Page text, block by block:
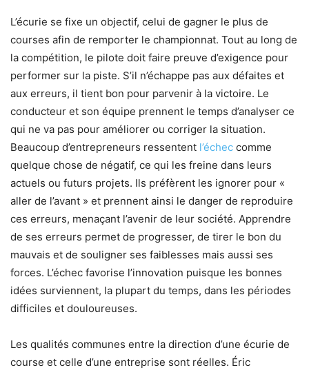
L’écurie se fixe un objectif, celui de gagner le plus de
courses afin de remporter le championnat. Tout au long de
la compétition, le pilote doit faire preuve d’exigence pour
performer sur la piste. S’il n’échappe pas aux défaites et
aux erreurs, il tient bon pour parvenir à la victoire. Le
conducteur et son équipe prennent le temps d’analyser ce
qui ne va pas pour améliorer ou corriger la situation.
Beaucoup d’entrepreneurs ressentent l’échec comme
quelque chose de négatif, ce qui les freine dans leurs
actuels ou futurs projets. Ils préfèrent les ignorer pour «
aller de l’avant » et prennent ainsi le danger de reproduire
ces erreurs, menaçant l’avenir de leur société. Apprendre
de ses erreurs permet de progresser, de tirer le bon du
mauvais et de souligner ses faiblesses mais aussi ses
forces. L’échec favorise l’innovation puisque les bonnes
idées surviennent, la plupart du temps, dans les périodes
difficiles et douloureuses.
Les qualités communes entre la direction d’une écurie de
course et celle d’une entreprise sont réelles. Éric